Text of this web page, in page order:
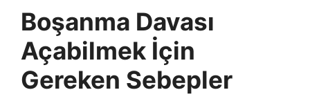
Boşanma Davası
Açabilmek İçin
Gereken Sebepler